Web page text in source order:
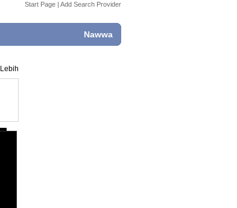
Start Page | Add Search Provider
Nawwa
Lebih